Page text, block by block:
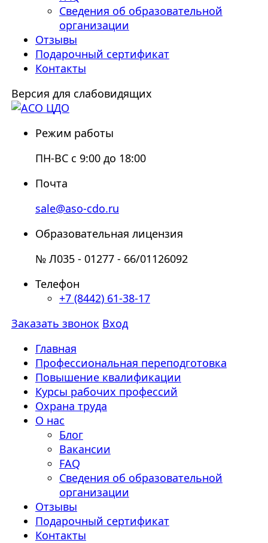
Сведения об образовательной
организации
Отзывы
Подарочный сертификат
Контакты
Версия для слабовидящих
Режим работы
ПН-ВС с 9:00 до 18:00
Почта
sale@aso-cdo.ru
Образовательная лицензия
№ Л035 - 01277 - 66/01126092
Телефон
+7 (8442) 61-38-17
Заказать звонок Вход
Главная
Профессиональная переподготовка
Повышение квалификации
Курсы рабочих профессий
Охрана труда
О нас
Блог
Вакансии
FAQ
Сведения об образовательной
организации
Отзывы
Подарочный сертификат
Контакты